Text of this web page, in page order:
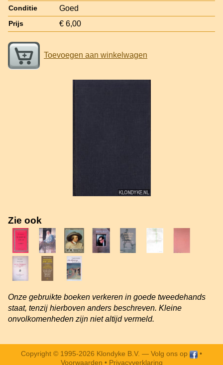
Conditie Goed
Prijs € 6,00
Toevoegen aan winkelwagen
Zie ook
Onze gebruikte boeken verkeren in goede tweedehands
staat, tenzij hierboven anders beschreven. Kleine
onvolkomenheden zijn niet altijd vermeld.
Copyright © 1995-2026 Klondyke B.V. — Volg ons op
•
Voorwaarden • Privacyverklaring